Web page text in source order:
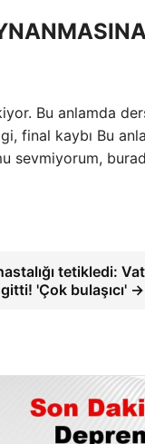
Bu anlamda
final kaybı Bu
sevmiyorum,
tetikledi:
'Çok bulaşıcı' →